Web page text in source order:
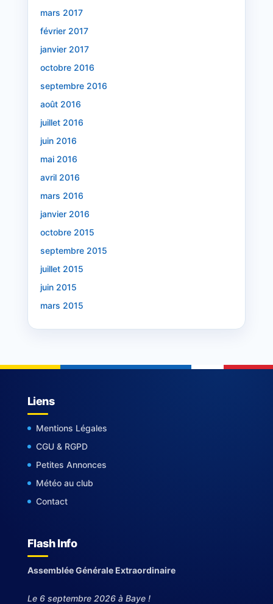
mars 2017
février 2017
janvier 2017
octobre 2016
septembre 2016
août 2016
juillet 2016
juin 2016
mai 2016
avril 2016
mars 2016
janvier 2016
octobre 2015
septembre 2015
juillet 2015
juin 2015
mars 2015
Liens
Mentions Légales
CGU & RGPD
Petites Annonces
Météo au club
Contact
Flash Info
Assemblée Générale Extraordinaire
Le 6 septembre 2026 à Baye !